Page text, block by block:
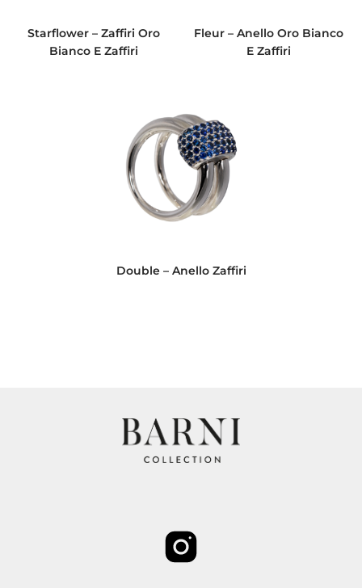
Starflower – Zaffiri Oro
Bianco E Zaffiri
Fleur – Anello Oro Bianco
E Zaffiri
Double – Anello Zaffiri